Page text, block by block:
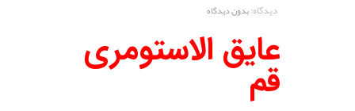
دیدگاه:بدون دیدگاه
عایق الاستومری
قم